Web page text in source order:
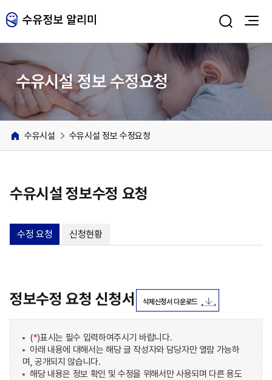
수유시설 정보 수정요청
수유시설 수유시설 정보 수정요청
수유시설 정보수정 요청
수정 요청 신청현황
정보수정 요청 신청서 삭제신청서 다운로드
(*필
수
)표시는 필수 입력하여주시기 바랍니다.
아래 내용에 대해서는 해당 글 작성자와 담당자만 열람 가능하
며, 공개되지 않습니다.
해당 내용은 정보 확인 및 수정을 위해서만 사용되며 다른 용도